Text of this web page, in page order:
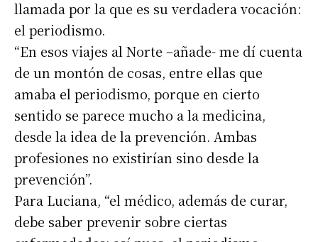
llamada por la que es su verdadera vocación:
el periodismo.
“En esos viajes al Norte –añade- me dí cuenta
de un montón de cosas, entre ellas que
amaba el periodismo, porque en cierto
sentido se parece mucho a la medicina,
desde la idea de la prevención. Ambas
profesiones no existirían sino desde la
prevención”.
Para Luciana, “el médico, además de curar,
debe saber prevenir sobre ciertas